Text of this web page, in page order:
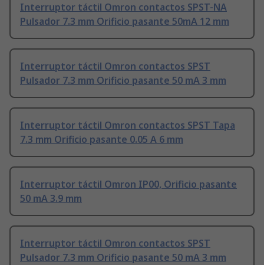
Interruptor táctil Omron contactos SPST-NA
Pulsador 7.3 mm Orificio pasante 50mA 12 mm
Interruptor táctil Omron contactos SPST
Pulsador 7.3 mm Orificio pasante 50 mA 3 mm
Interruptor táctil Omron contactos SPST Tapa
7.3 mm Orificio pasante 0.05 A 6 mm
Interruptor táctil Omron IP00, Orificio pasante
50 mA 3.9 mm
Interruptor táctil Omron contactos SPST
Pulsador 7.3 mm Orificio pasante 50 mA 3 mm